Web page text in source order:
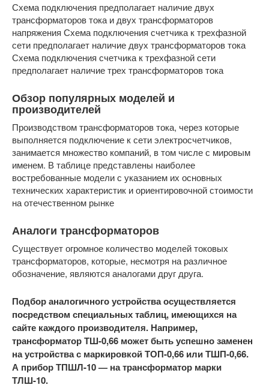
Схема подключения предполагает наличие двух
трансформаторов тока и двух трансформаторов
напряжения Схема подключения счетчика к трехфазной
сети предполагает наличие двух трансформаторов тока
Схема подключения счетчика к трехфазной сети
предполагает наличие трех трансформаторов тока
Обзор популярных моделей и
производителей
Производством трансформаторов тока, через которые
выполняется подключение к сети электросчетчиков,
занимается множество компаний, в том числе с мировым
именем. В таблице представлены наиболее
востребованные модели с указанием их основных
технических характеристик и ориентировочной стоимости
на отечественном рынке
Аналоги трансформаторов
Существует огромное количество моделей токовых
трансформаторов, которые, несмотря на различное
обозначение, являются аналогами друг друга.
Подбор аналогичного устройства осуществляется
посредством специальных таблиц, имеющихся на
сайте каждого производителя. Например,
трансформатор ТШ-0,66 может быть успешно заменен
на устройства с маркировкой ТОП-0,66 или ТШП-0,66.
А прибор ТПШЛ-10 — на трансформатор марки
ТЛШ-10.